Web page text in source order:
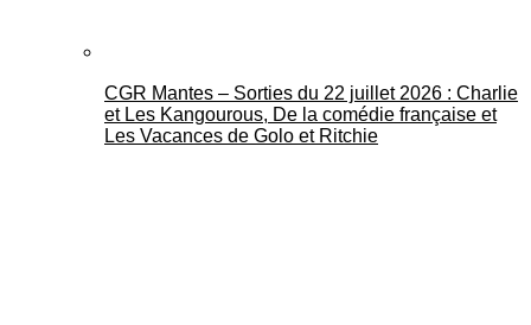
CGR Mantes – Sorties du 22 juillet 2026 : Charlie
et Les Kangourous, De la comédie française et
Les Vacances de Golo et Ritchie